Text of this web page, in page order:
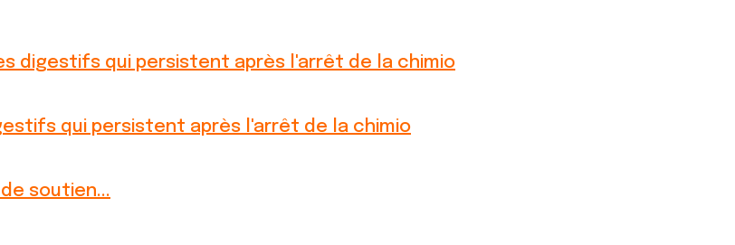
digestifs qui persistent après l'arrêt de la chimio
qui persistent après l'arrêt de la chimio
de soutien...